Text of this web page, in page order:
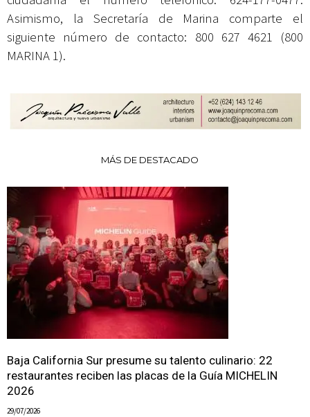
Asimismo, la Secretaría de Marina comparte el
siguiente número de contacto: 800 627 4621 (800
MARINA 1).
MÁS DE DESTACADO
Baja California Sur presume su talento culinario: 22
restaurantes reciben las placas de la Guía MICHELIN
2026
29/07/2026